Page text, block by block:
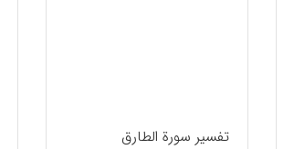
تفسیر سورة الطارق